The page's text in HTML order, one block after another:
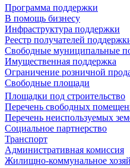
Программа поддержки
В помощь бизнесу
Инфраструктура поддержки
Реестр получателей
Свободные муниципальные
Имущественная поддержка
Ограничение розничной
Свободные площади
Площадки под строительство
Перечень свободных
Перечень неиспользуемых
Социальное партнерство
Транспорт
Административная комиссия
Жилищно-коммунальное